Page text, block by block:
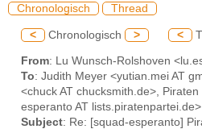
Chronologisch Thread
< Chronologisch > <
From: Lu Wunsch-Rolshoven
To: Judith Meyer <yutian.mei AT
<chuck AT chucksmith.de>,
esperanto AT lists.piratenpartei.de>
Subject: Re: [squad-esperanto]